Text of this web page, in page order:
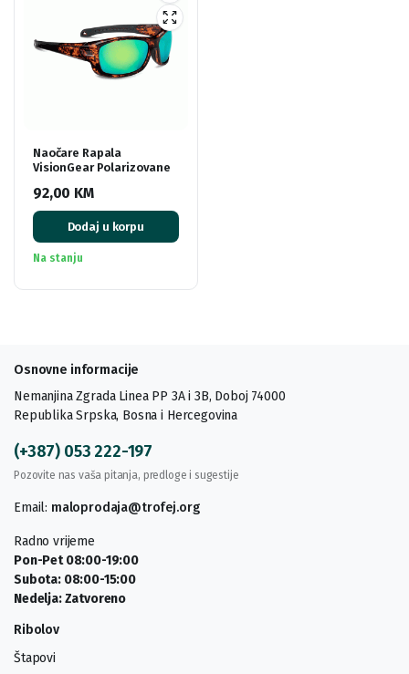
Naočare Rapala
VisionGear Polarizovane
92,00 KM
Dodaj u korpu
Na stanju
Osnovne informacije
Nemanjina Zgrada Linea PP 3A i 3B, Doboj 74000
Republika Srpska, Bosna i Hercegovina
(+387) 053 222-197
Pozovite nas vaša pitanja, predloge i sugestije
Email: maloprodaja@trofej.org
Radno vrijeme
Pon-Pet 08:00-19:00
Subota: 08:00-15:00
Nedelja: Zatvoreno
Ribolov
Štapovi